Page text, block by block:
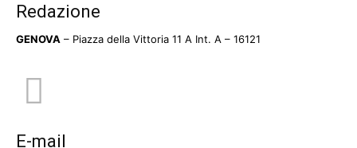
Redazione
GENOVA – Piazza della Vittoria 11 A Int. A – 16121
E-mail